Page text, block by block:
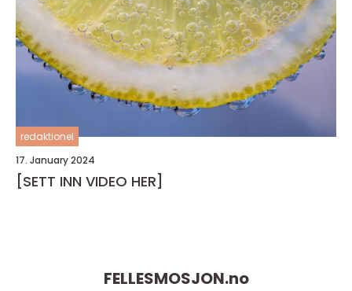
redaktionel
17. January 2024
[SETT INN VIDEO HER]
FELLESMOSJON.no